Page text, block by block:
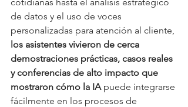
de datos y el uso de voces
personalizadas para atención al cliente,
los asistentes vivieron de cerca
demostraciones prácticas, casos reales
y conferencias de alto impacto que
mostraron cómo la IA puede integrarse
fácilmente en los procesos de